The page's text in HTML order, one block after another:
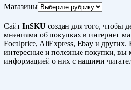
Магазины
Сайт InSKU создан для того, чтобы
мнениями об покупках в интернет-
Focalprice, AliExpress, Ebay и других.
интересные и полезные покупки, вы
информацией о них с нашими